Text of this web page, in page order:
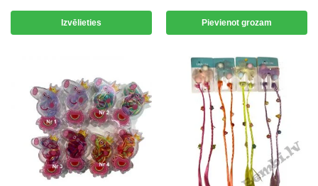
Izvēlieties Pievienot grozam